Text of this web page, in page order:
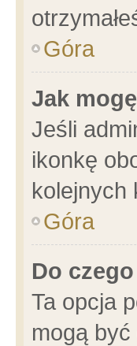
Góra
Jak
Jeśli
ikonkę
kolejnych
Góra
Do
Ta opcja
mogą